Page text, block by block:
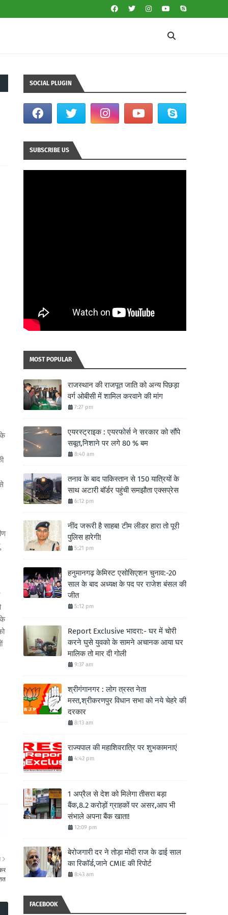
के
के
SOCIAL PLUGIN
SUBSCRIBE US
MOST POPULAR
राजस्थान की राजपूत जाति को अन्य पिछड़ा
वर्ग ओबीसी में शामिल करवाने की मांग
7:27 pm
एयरस्ट्राइक : एयरफोर्स ने सरकार को सौंपे
सबूत,निशाने पर लगे 80 % बम
8:40 am
तनाव के बाद पाकिस्तान से 150 यात्रियों के
साथ अटारी बॉर्डर पहुंची समझौता एक्सप्रेस
6:12 pm
नींद जरूरी है साहब! टीम लीडर हारा तो पूरी
पुलिस हारेगी!
5:21 pm
हनुमानगढ़ केमिस्ट एसोसिएशन चुनाव:-20
साल के बाद अध्यक्ष के पद पर राजेश बंसल की
जीत
5:12 pm
Report Exclusive भादरा:- घर में चोरी
करने घुसे युवको के सामने अचानक आया घर
मालिक तो मार दी गोली
9:37 am
श्रीगंगानगर : लोग त्रस्त नेता
मस्त,श्रीकरणपुर विधान सभा को नये चेहरे की
दरकार
8:13 am
राज्यपाल की महाशिवरात्रि पर शुभकामनाएं
4:42 pm
1 अप्रैल से देश को मिलेगा तीसरा बड़ा
बैंक,8.2 करोड़ों ग्राहकों पर असर,आप भी
संभाले अपना बैंक खाता!
12:09 pm
बेरोजगारी दर ने तोड़ा मोदी राज के ढाई साल
का रिकॉर्ड,जाने CMIE की रिपोर्ट
8:43 am
FACEBOOK